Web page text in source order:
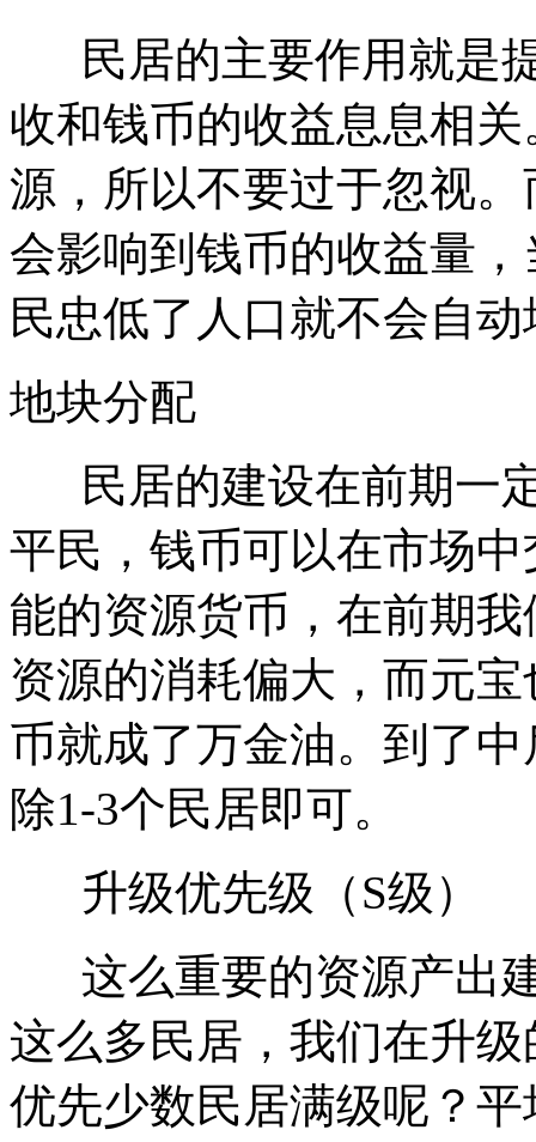
民居的主要作用就是
收和钱币的收益息息相
源，所以不要过于忽视
会影响到钱币的收益量
民忠低了人口就不会自
地块分配
民居的建设在前期一
平民，钱币可以在市场
能的资源货币，在前期
资源的消耗偏大，而元
币就成了万金油。到了
除1-3个民居即可。
升级优先级（S级）
这么重要的资源产出
这么多民居，我们在升
优先少数民居满级呢？